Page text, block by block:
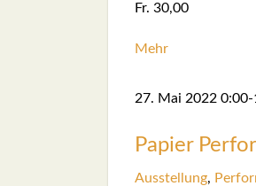
Fr. 30,00
Mehr
27. Mai 2022 0:00-
Papier
Aus­stel­lung,